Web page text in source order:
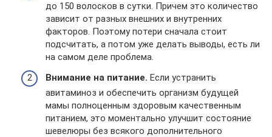
до 150 волосков в сутки. Причем это количество
зависит от разных внешних и внутренних
факторов. Поэтому потери сначала стоит
подсчитать, а потом уже делать выводы, есть ли
на самом деле проблема.
Внимание на питание. Если устранить
авитаминоз и обеспечить организм будущей
мамы полноценным здоровым качественным
питанием, это моментально улучшит состояние
шевелюры без всякого дополнительного